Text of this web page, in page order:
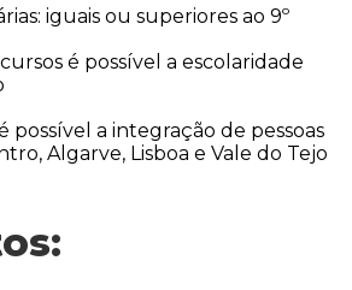
iguais ou superiores ao 9º
é possível a escolaridade
possível a integração de pessoas
Algarve, Lisboa e Vale do Tejo